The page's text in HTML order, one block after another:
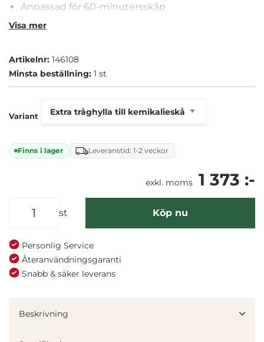
Anpassad för 60-minutersskåp
Upphöjda kanter – fångar upp spill
Visa mer
Artikelnr: 146108
Minsta beställning: 1 st
Variant
Finns i lager Leveranstid: 1-2 veckor
exkl. moms 1 373 :-
st Köp nu
Personlig Service
Återanvändningsgaranti
Snabb & säker leverans
Beskrivning